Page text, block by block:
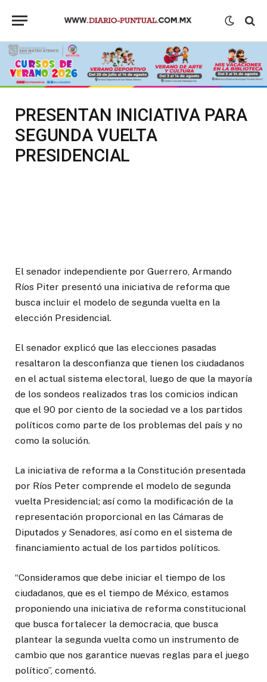
PRESENTAN INICIATIVA PARA
SEGUNDA VUELTA
PRESIDENCIAL
El senador independiente por Guerrero, Armando
Ríos Piter presentó una iniciativa de reforma que
busca incluir el modelo de segunda vuelta en la
elección Presidencial.
El senador explicó que las elecciones pasadas
resaltaron la desconfianza que tienen los ciudadanos
en el actual sistema electoral, luego de que la mayoría
de los sondeos realizados tras los comicios indican
que el 90 por ciento de la sociedad ve a los partidos
políticos como parte de los problemas del país y no
como la solución.
La iniciativa de reforma a la Constitución presentada
por Ríos Peter comprende el modelo de segunda
vuelta Presidencial; así como la modificación de la
representación proporcional en las Cámaras de
Diputados y Senadores, así como en el sistema de
financiamiento actual de los partidos políticos.
“Consideramos que debe iniciar el tiempo de los
ciudadanos, que es el tiempo de México, estamos
proponiendo una iniciativa de reforma constitucional
que busca fortalecer la democracia, que busca
plantear la segunda vuelta como un instrumento de
cambio que nos garantice nuevas reglas para el juego
político”, comentó.